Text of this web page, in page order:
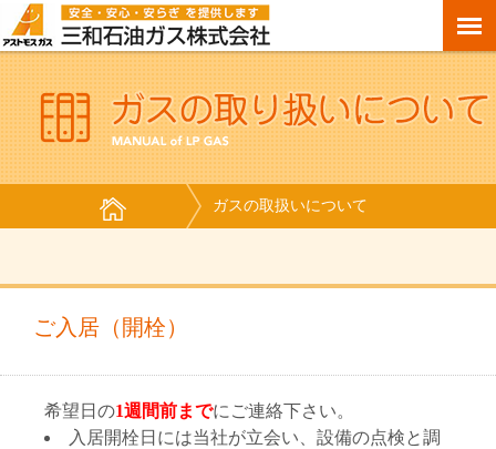
ガスの取扱いについて
ご入居（開栓）
希望日の1週間前までにご連絡下さい。
入居開栓日には当社が立会い、設備の点検と調